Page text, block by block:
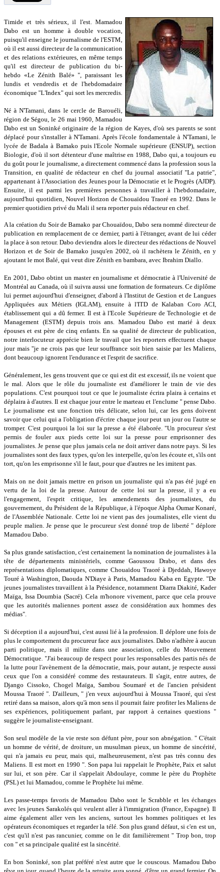
Timide et très sérieux, il l'est. Mamadou
Dabo est un homme à double vocation,
puisqu'il enseigne le journalisme de l'ESTM,
où il est aussi directeur de la communication
et des relations extérieures, en même temps
qu'il est directeur de publication du bi-
hebdo «Le Zénith Balé» ", paraissant les
lundis et vendredis et de l'hebdomadaire
économique "L'Index" qui sort les mercredis.
Né à N'Tamani, dans le cercle de Barouéli,
région de Ségou, le 26 mai 1960, Mamadou
Dabo est un Soninké originaire de la région de Kayes, d'où ses parents se sont
déplacé pour s'installer à N'Tamani. Après l'école fondamentale à N'Tamani, le
lycée de Badala à Bamako puis l'Ecole Normale supérieure (ENSUP), section
Biologie, d'où il sort détenteur d'une maîtrise en 1988, Dabo qui, a toujours eu
du goût pour le journalisme, a directement commencé dans la profession sous la
Transition, en qualité de rédacteur en chef du journal associatif "La patrie",
appartenant à l'Association des Jeunes pour la Démocratie et le Progrès (AJDP).
Ensuite, il est parmi les premières personnes à travailler à l'hebdomadaire,
aujourd'hui quotidien, Nouvel Horizon de Chouaïdou Traoré en 1992. Dans le
premier quotidien privé du Mali il sera reporter puis rédacteur en chef.
A la création du Soir de Bamako par Chouaïdou, Dabo sera nommé directeur de
publication en remplacement de ce dernier, parti à l'étranger, avant de lui céder
la place à son retour. Dabo deviendra alors le directeur des rédactions de Nouvel
Horizon et de Soir de Bamako jusqu'en 2002, où il rachètera le Zénith, en y
ajoutant le mot Balé, qui veut dire Zénith en bambara, avec Ibrahim Diallo.
En 2001, Dabo obtint un master en journalisme et démocratie à l'Université de
Montréal au Canada, où il suivra aussi une formation de formateurs. Ce diplôme
lui permet aujourd'hui d'enseigner, d'abord à l'Institut de Gestion et de Langues
Appliquées aux Métiers (IGLAM), ensuite à l'ITD de Kalaban Coro ACI,
établissement qui a dû fermer. Il est à l'Ecole Supérieure de Technologie et de
Management (ESTM) depuis trois ans. Mamadou Dabo est marié à deux
épouses et est père de cinq enfants. En sa qualité de directeur de publication,
notre interlocuteur apprécie bien le travail que les reporters effectuent chaque
jour mais "je ne crois pas que leur souffrance soit bien saisie par les Maliens,
dont beaucoup ignorent l'endurance et l'esprit de sacrifice.
Généralement, les gens trouvent que ce qui est dit est excessif, ils ne voient que
le mal. Alors que le rôle du journaliste est d'améliorer le train de vie des
populations. C'est pourquoi tout ce que le journaliste écrira plaira à certains et
déplaira à d'autres. Il est chaque jour entre le marteau et l'enclume " pense Dabo.
Le journalisme est une fonction très délicate, selon lui, car les gens doivent
savoir que celui qui a l'obligation d'écrire chaque jour peut un jour ou l'autre se
tromper. C'est pourquoi la loi sur la presse a été élaborée. "Un procureur s'est
permis de fouler aux pieds cette loi sur la presse pour emprisonner des
journalistes. Je pense que plus jamais cela ne doit arriver dans notre pays. Si les
journalistes sont des faux types, qu'on les interpelle, qu'on les écoute et, s'ils ont
tort, qu'on les emprisonne s'il le faut, pour que d'autres ne les imitent pas.
Mais on ne doit jamais mettre en prison un journaliste qui n'a pas été jugé en
vertu de la loi de la presse. Autour de cette loi sur la presse, il y a eu
l'engagement, l'esprit critique, les amendements des journalistes, du
gouvernement, du Président de la République, à l'époque Alpha Oumar Konaré,
de l'Assemblée Nationale. Cette loi ne vient pas des journalistes, elle vient du
peuple malien. Je pense que le procureur s'est donné trop de liberté " déplore
Mamadou Dabo.
Sa plus grande satisfaction, c'est certainement la nomination de journalistes à la
tête de départements ministériels, comme Gaoussou Drabo, et dans des
représentations diplomatiques, comme Chouaïdou Traoré à Djeddah, Hawoye
Touré à Washington, Daouda N'Diaye à Paris, Mamadou Kaba en Egypte. "De
jeunes journalistes travaillent à la Présidence, notamment Diarra Diakité, Kader
Maïga, Issa Doumbia (Sacré). Cela m'honore vivement, parce que cela prouve
que les autorités maliennes portent assez de considération aux hommes des
médias".
Si déception il a aujourd'hui, c'est aussi lié à la profession. Il déplore une fois de
plus le comportement du procureur face aux journalistes. Dabo n'adhère à aucun
parti politique, mais il milite dans une association, celle du Mouvement
Démocratique. "J'ai beaucoup de respect pour les responsables des partis nés de
la lutte pour l'avènement de la démocratie, mais, pour autant, je respecte aussi
ceux que l'on a considéré comme des restaurateurs. Il s'agit, entre autres, de
Django Cissoko, Chogel Maïga, Sambou Soumaré et de l'ancien président
Moussa Traoré ". D'ailleurs, " j'en veux aujourd'hui à Moussa Traoré, qui s'est
retiré dans sa maison, alors qu'à mon sens il pourrait faire profiter les Maliens de
ses expériences, politiquement parlant, par rapport à certaines questions "
suggère le journaliste-enseignant.
Son seul modèle de la vie reste son défunt père, pour son abnégation. " C'était
un homme de vérité, de droiture, un musulman pieux, un homme de sincérité,
qui n'a jamais eu peur, mais qui, malheureusement, n'est pas très connu des
Maliens. Il est mort en 1990 ". Son papa lui rappelait le Prophète, Paix et salut
sur lui, et son père. Car il s'appelait Abdoulaye, comme le père du Prophète
(PSL) et lui Mamadou, comme le Prophète lui même.
Les passe-temps favoris de Mamadou Dabo sont le Scrabble et les échanges
avec les jeunes Sarakolés qui veulent aller à l'immigration (France, Espagne). Il
aime également aller vers les anciens, surtout les hommes politiques et les
opérateurs économiques et regarder la télé. Son plus grand défaut, si c'en est un,
c'est qu'il n'est pas rancunier, comme on le dit familièrement " Trop bon, trop
con " et sa principale qualité est la sincérité.
En bon Soninké, son plat préféré n'est autre que le couscous. Mamadou Dabo